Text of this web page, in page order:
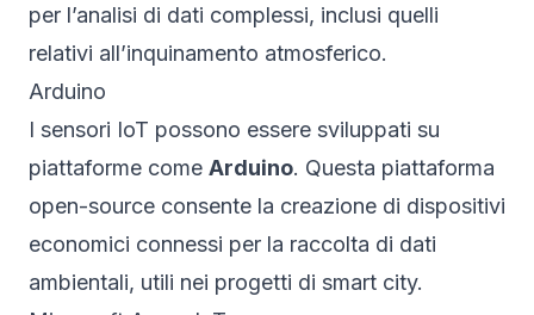
per l’analisi di dati complessi, inclusi quelli
relativi all’inquinamento atmosferico.
Arduino
I sensori IoT possono essere sviluppati su
piattaforme come Arduino. Questa piattaforma
open-source consente la creazione di dispositivi
economici connessi per la raccolta di dati
ambientali, utili nei progetti di smart city.